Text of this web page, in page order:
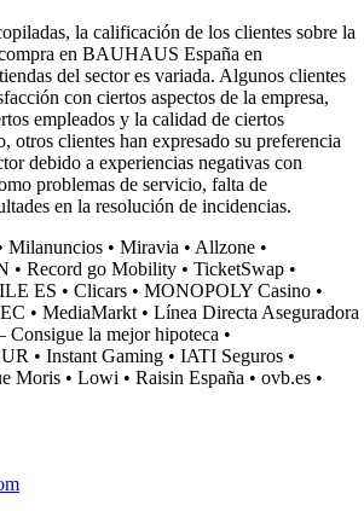
la calificación de los clientes sobre la
en BAUHAUS España en
del sector es variada. Algunos clientes
con ciertos aspectos de la empresa,
empleados y la calidad de ciertos
otros clientes han expresado su preferencia
debido a experiencias negativas con
problemas de servicio, falta de
en la resolución de incidencias.
Milanuncios • Miravia • Allzone •
• Record go Mobility • TicketSwap •
ES • Clicars • MONOPOLY Casino •
• MediaMarkt • Línea Directa Aseguradora
Consigue la mejor hipoteca •
• Instant Gaming • IATI Seguros •
Moris • Lowi • Raisin España • ovb.es •